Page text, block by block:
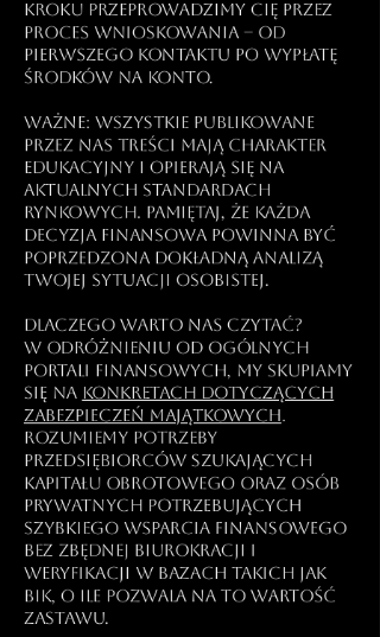
kroku przeprowadzimy Cię przez
proces wnioskowania – od
pierwszego kontaktu po wypłatę
środków na konto.
Ważne: Wszystkie publikowane
przez nas treści mają charakter
edukacyjny i opierają się na
aktualnych standardach
rynkowych. Pamiętaj, że każda
decyzja finansowa powinna być
poprzedzona dokładną analizą
Twojej sytuacji osobistej.
Dlaczego warto nas czytać?
W odróżnieniu od ogólnych
portali finansowych, my skupiamy
się na konkretach dotyczących
zabezpieczeń majątkowych
Rozumiemy potrzeby
przedsiębiorców szukających
kapitału obrotowego oraz osób
prywatnych potrzebujących
szybkiego wsparcia finansowego
bez zbędnej biurokracji i
weryfikacji w bazach takich jak
BIK, o ile pozwala na to wartość
zastawu.